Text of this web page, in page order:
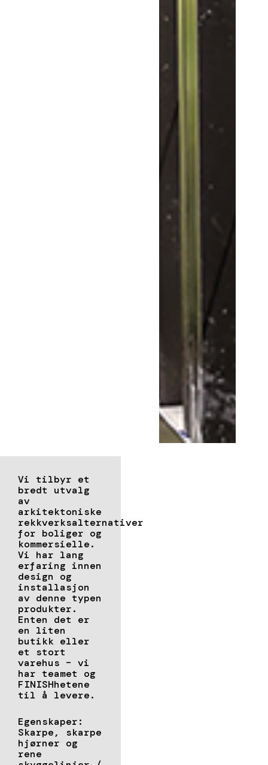
Vi tilbyr et
bredt utvalg
av
arkitektoniske
rekkverksalternativer
for boliger og
kommersielle.
Vi har lang
erfaring innen
design og
installasjon
av denne typen
produkter.
Enten det er
en liten
butikk eller
et stort
varehus – vi
har teamet og
FINISHhetene
til å levere.
Egenskaper:
Skarpe, skarpe
hjørner og
rene